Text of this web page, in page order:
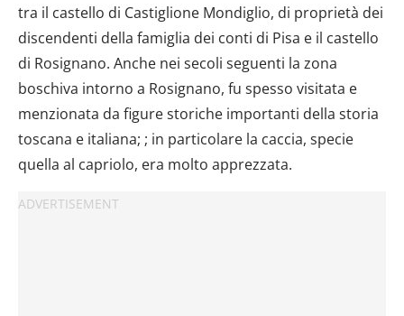
tra il castello di Castiglione Mondiglio, di proprietà dei
discendenti della famiglia dei conti di Pisa e il castello
di Rosignano. Anche nei secoli seguenti la zona
boschiva intorno a Rosignano, fu spesso visitata e
menzionata da figure storiche importanti della storia
toscana e italiana; ; in particolare la caccia, specie
quella al capriolo, era molto apprezzata.